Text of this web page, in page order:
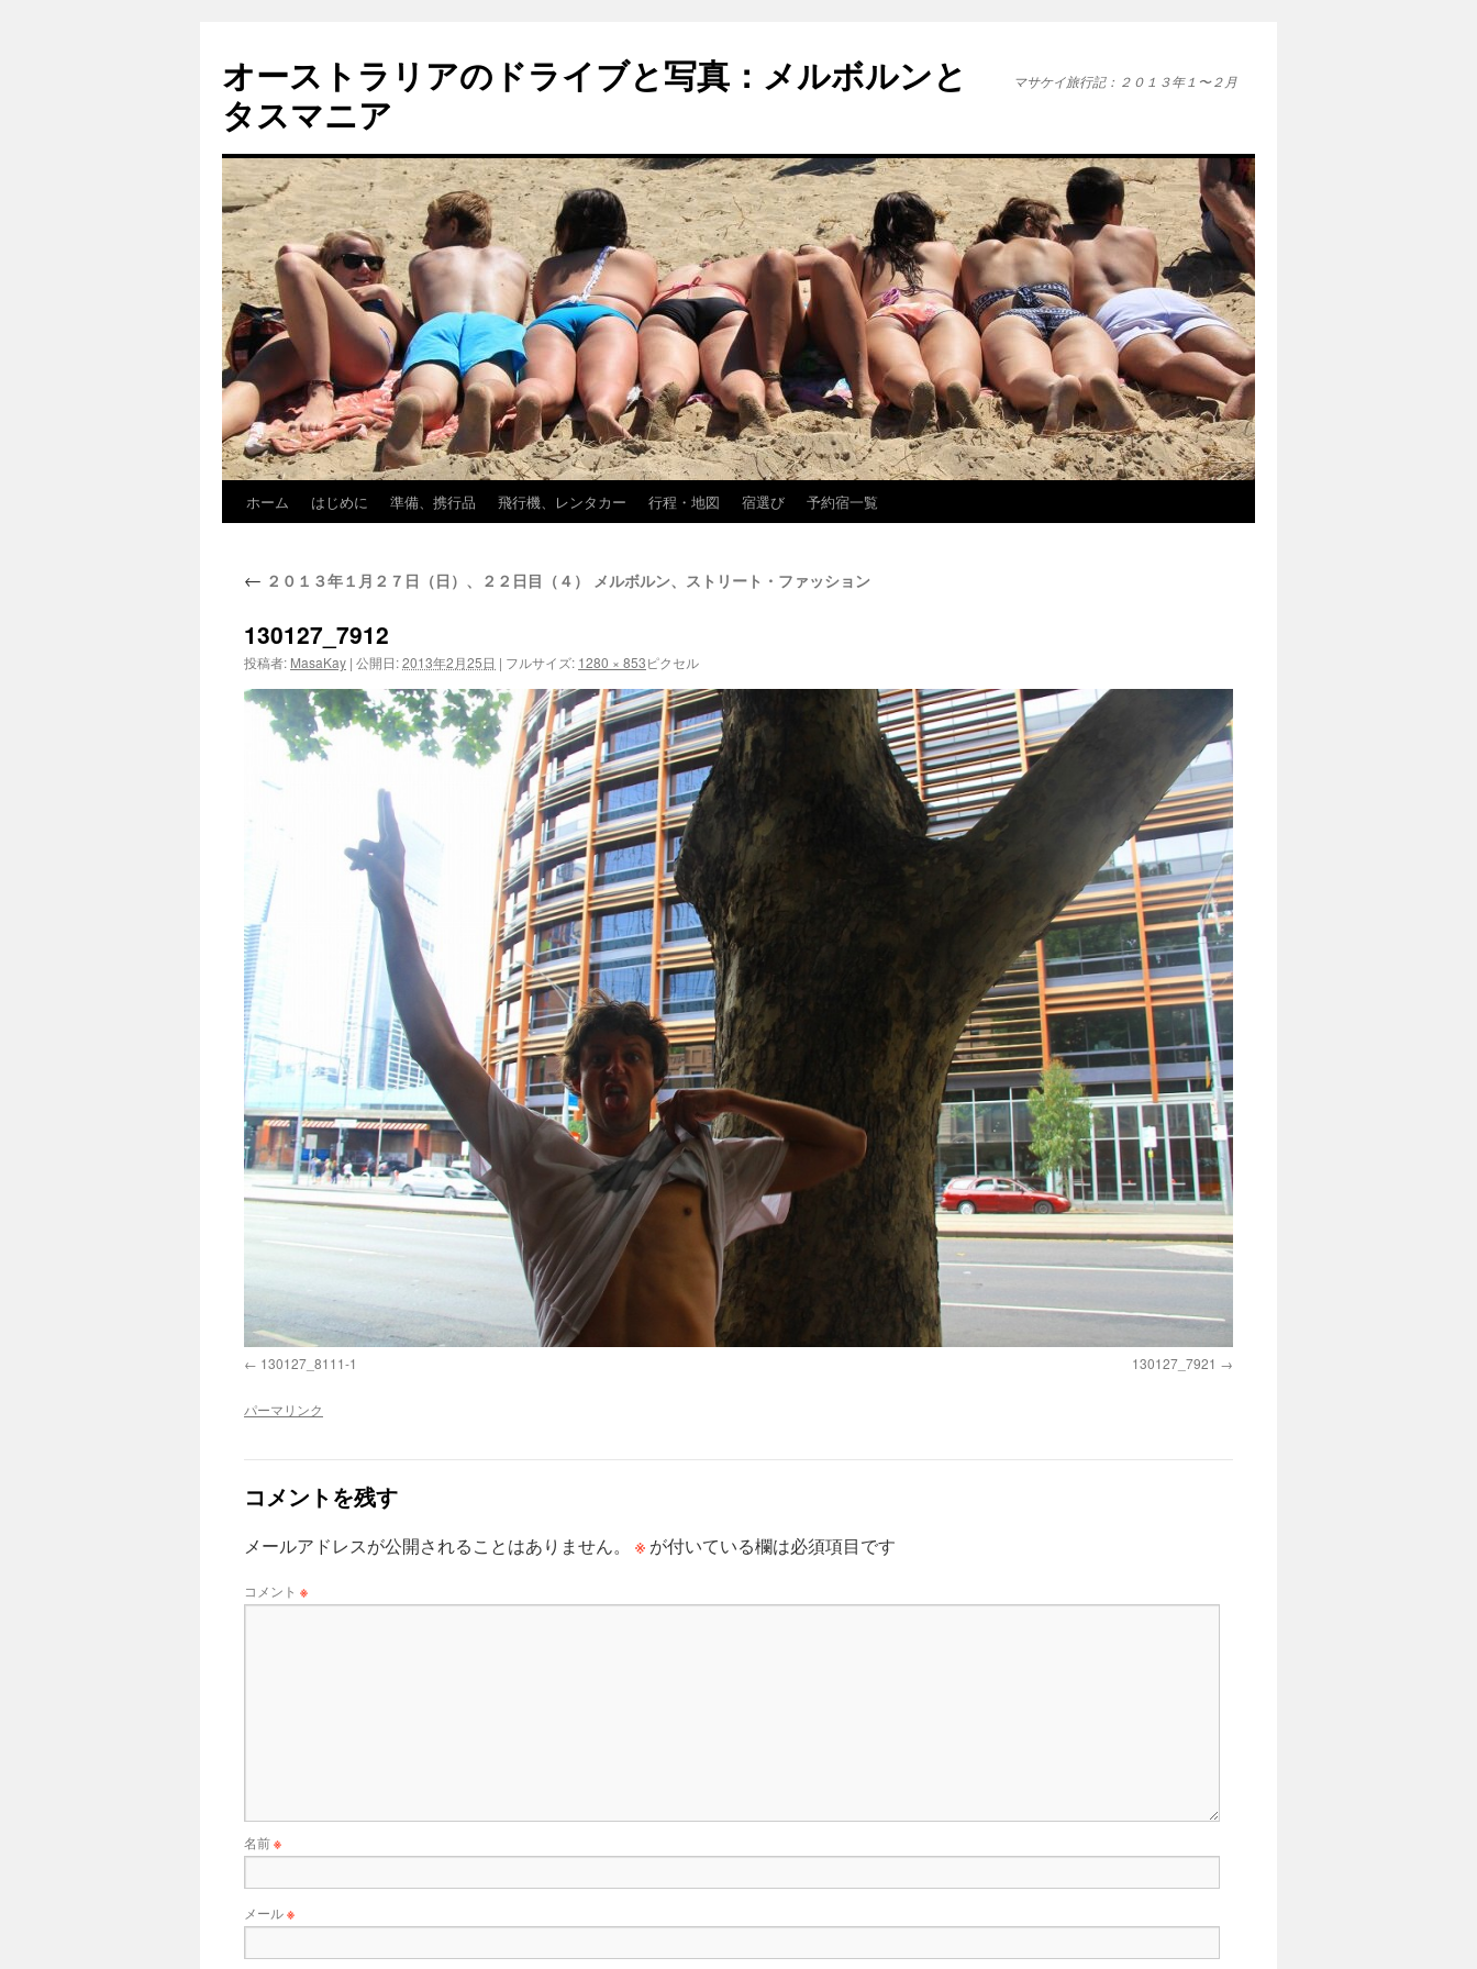
テ
ン
ツ
へ
キ
ッ
プ
オーストラリアのドライブと写真：メルボルンと
タスマニア
マサケイ旅行記：２０１３年１〜２月
ホーム はじめに 準備、携行品 飛行機、レンタカー 行程・地図 宿選び 予約宿一覧
← ２０１３年１月２７日（日）、２２日目（４） メルボルン、ストリート・ファッション
130127_7912
投稿者: MasaKay | 公開日:2013年2月25日 | フルサイズ: 1280 × 853ピクセル
130127_8111-1 130127_7921
パーマリンク
コメントを残す
メールアドレスが公開されることはありません。 ※ が付いている欄は必須項目です
コメント ※
名前※
メール※